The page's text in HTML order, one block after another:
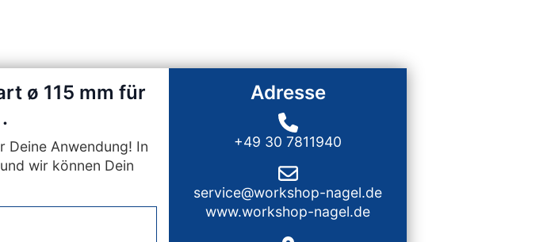
ø 115 mm für
Deine Anwendung! In
wir können Dein
Adresse
+49 30 7811940
service@workshop-nagel.de
www.workshop-nagel.de